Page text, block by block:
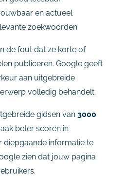
en actueel
zoekwoorden
de fout dat ze korte of
publiceren. Google geeft
aan uitgebreide
volledig behandelt.
gidsen van 3000
beter scoren in
diepgaande informatie te
zien dat jouw pagina